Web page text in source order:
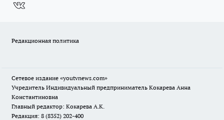
Редакционная политика
Сетевое издание «youtvnews.com»
Учредитель Индивидуальный предприниматель Кокарева Анна
Константиновна
Главный редактор: Кокарева А.К.
Редакция: 8 (8352) 202-400